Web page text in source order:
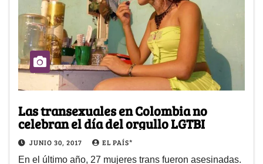
Las transexuales en Colombia no
celebran el día del orgullo LGTBI
JUNIO 30, 2017 EL PAÍS*
En el último año, 27 mujeres trans fueron asesinadas.